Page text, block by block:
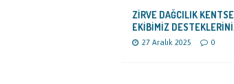
ZİRVE DAĞCILIK
EKİBİMİZ
27 Aralık 2025 0